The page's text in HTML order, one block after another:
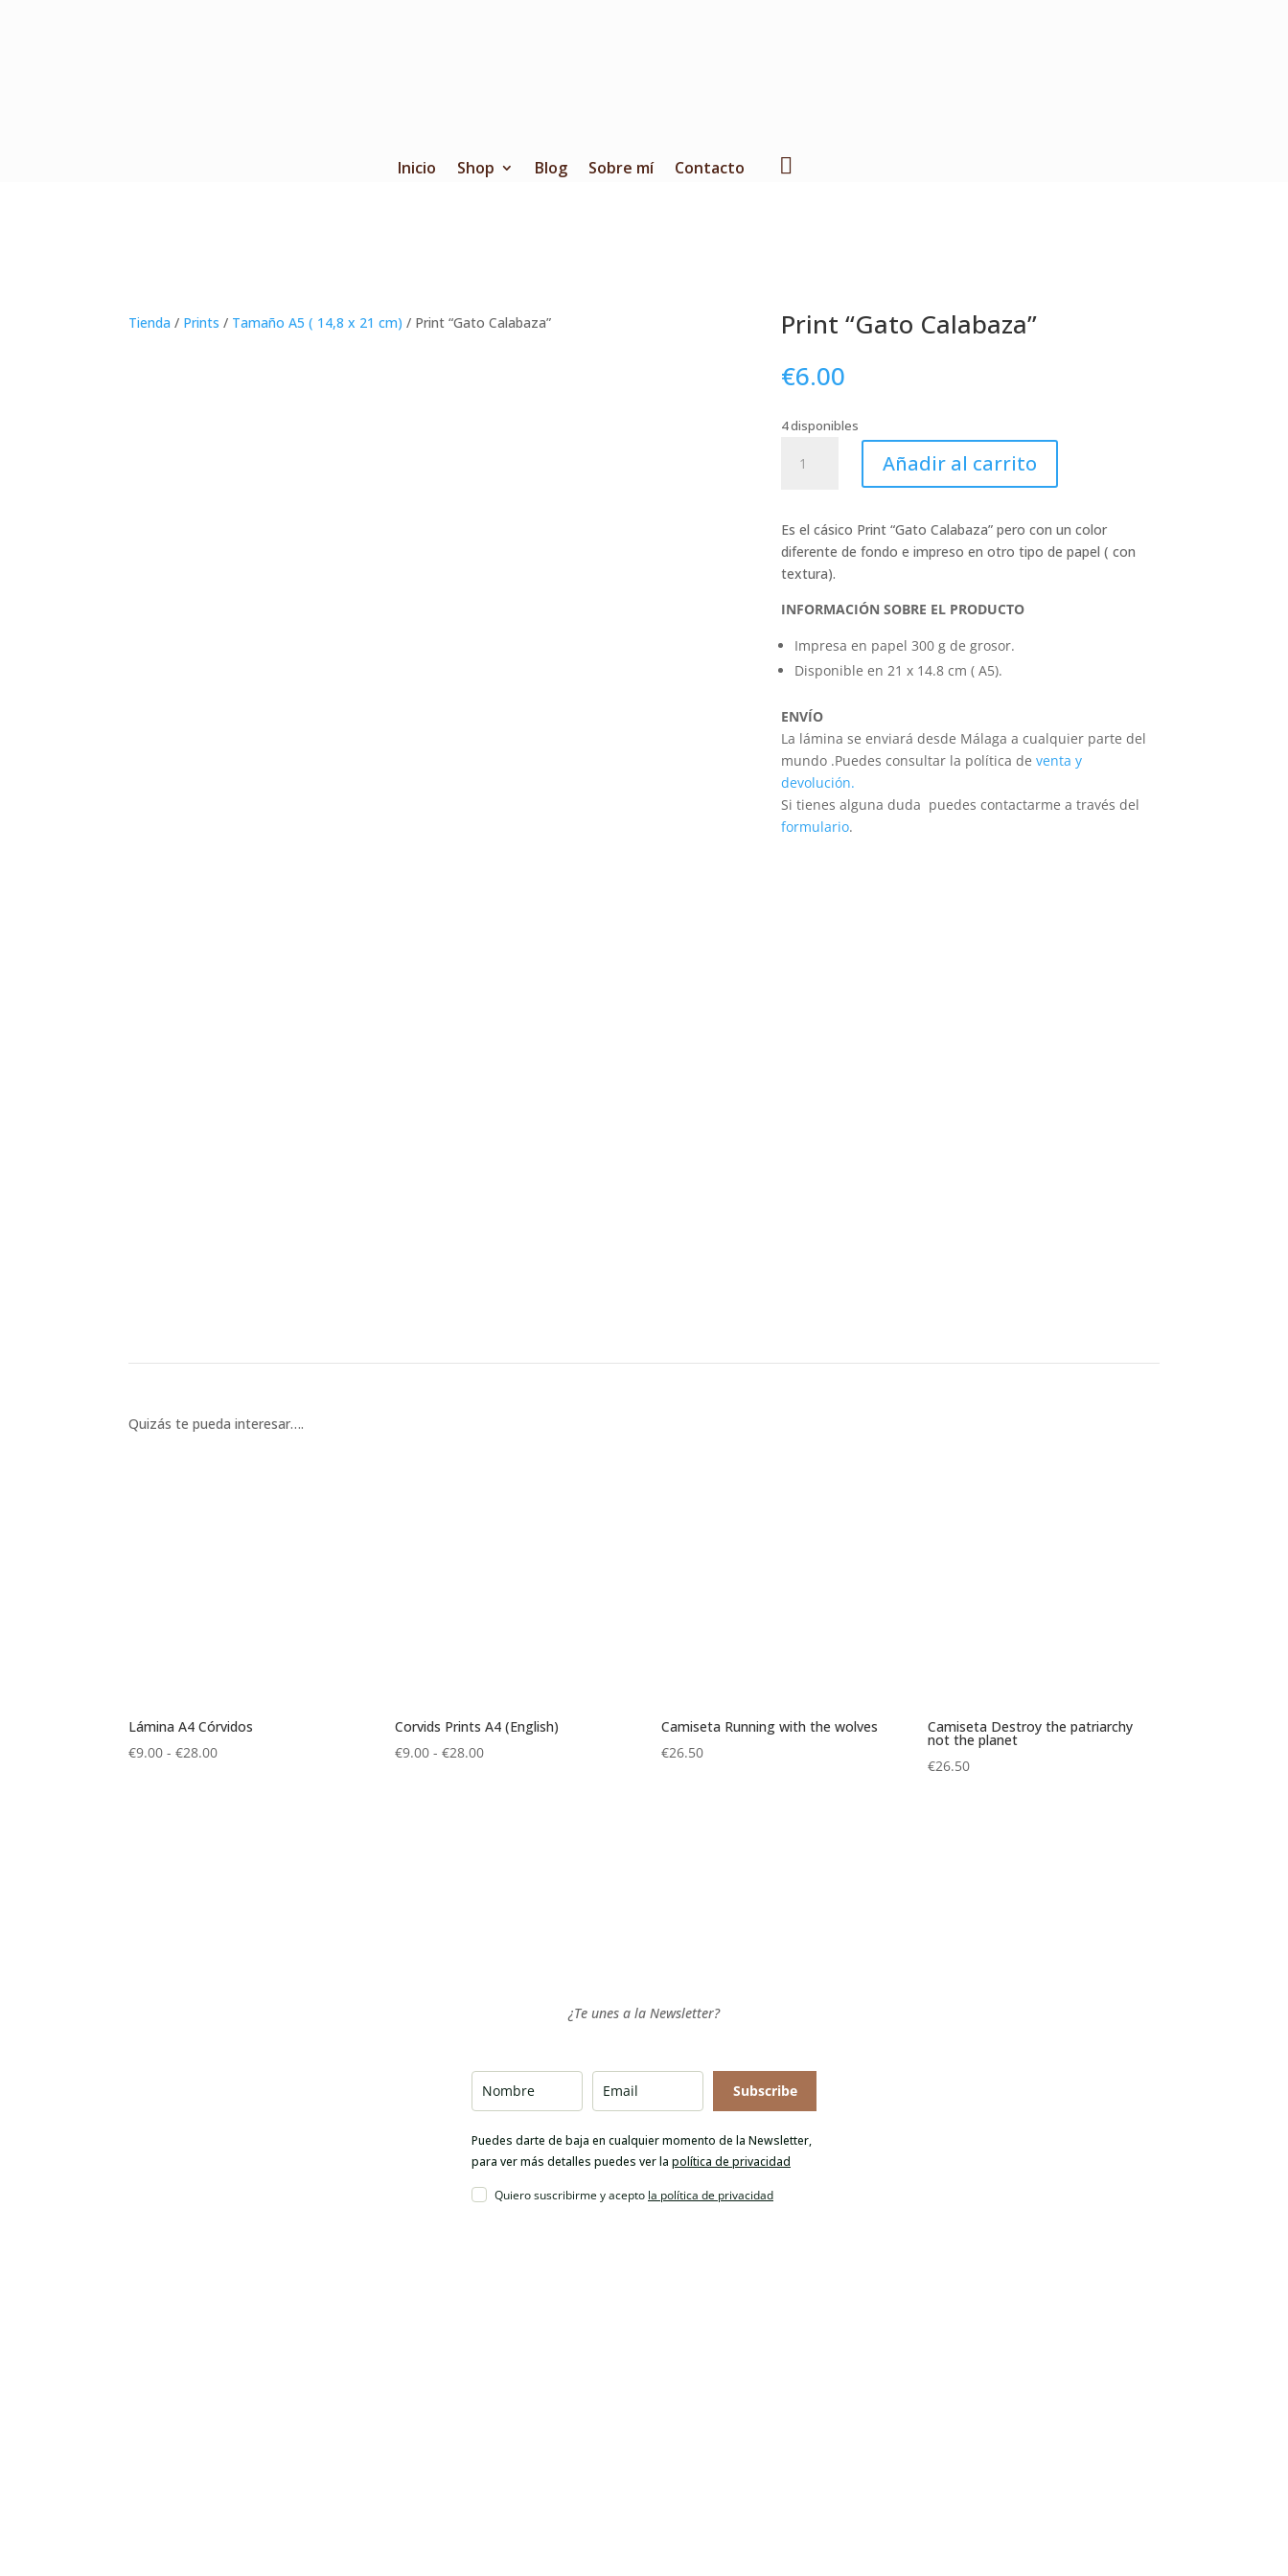
Inicio Shop Blog Sobre mí Contacto
Tienda / Prints / Tamaño A5 ( 14,8 x 21 cm) / Print “Gato Calabaza”
Print “Gato Calabaza”
€6.00
4 disponibles
"Gato
Añadir al carrito
Es el cásico Print “Gato Calabaza” pero con un color
diferente de fondo e impreso en otro tipo de papel ( con
textura).
INFORMACIÓN SOBRE EL PRODUCTO
Impresa en papel 300 g de grosor.
Disponible en 21 x 14.8 cm ( A5).
ENVÍO
La lámina se enviará desde Málaga a cualquier parte del
mundo .Puedes consultar la política de venta y
devolución.
Si tienes alguna duda puedes contactarme a través del
formulario.
Quizás te pueda interesar….
Lámina A4 Córvidos
€9.00 - €28.00Rango
Corvids Prints A4 (English)
€9.00 - €28.00Rango
Camiseta Running with the wolves
€26.50
Camiseta Destroy the patriarchy
not the planet
€26.50
¿Te unes a la Newsletter?
Subscribe
Puedes darte de baja en cualquier momento de la Newsletter,
para ver más detalles puedes ver la política de privacidad
Quiero suscribirme y acepto la política de privacidad